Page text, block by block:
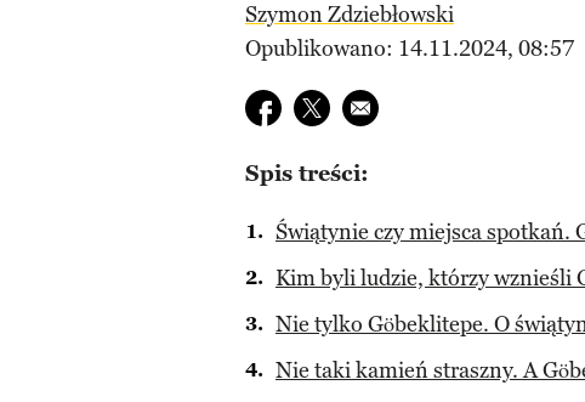
Szymon Zdziebłowski
Opublikowano: 14.11.2024, 08:57
Udostępnij na facebook
Udostępnij na twitter
E-mail do przyjaciela
Spis treści:
Świątynie czy miejsca spotkań.
Kim byli ludzie, którzy wznieśli
Nie tylko Göbeklitepe. O
Nie taki kamień straszny. A